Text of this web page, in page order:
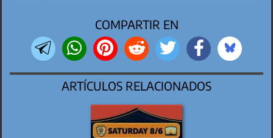
COMPARTIR EN
ARTÍCULOS RELACIONADOS